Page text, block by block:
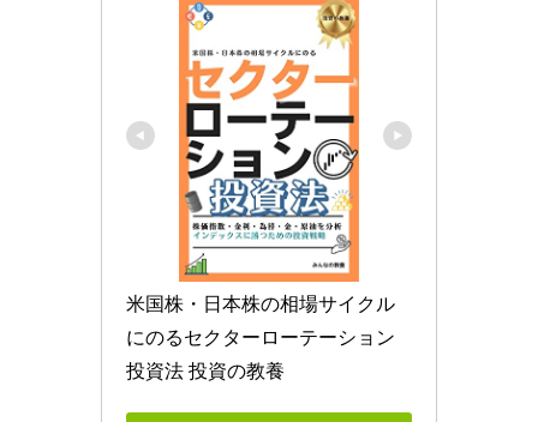
米国株・日本株の相場サイクル
にのるセクターローテーション
投資法 投資の教養